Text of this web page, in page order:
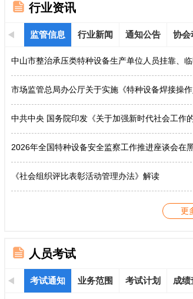
行业资讯
监管信息 行业新闻 通知公告 协会
中山市整治承压类特种设备生产单位人员挂靠、临
市场监管总局办公厅关于实施《特种设备焊接操作
中共中央 国务院印发《关于加强新时代社会工作的
2026年全国特种设备安全监察工作推进座谈会在黑
《社会组织评比表彰活动管理办法》解读
更
人员考试
考试通知 业务范围 考试计划 成绩